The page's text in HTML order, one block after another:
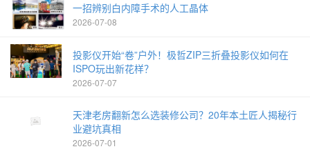
一招辨别白内障手术的人工晶体
2026-07-08
投影仪开始“卷”户外！极哲ZIP三折叠投影仪如何在
ISPO玩出新花样？
2026-07-07
天津老房翻新怎么选装修公司？20年本土匠人揭秘行
业避坑真相
2026-07-01